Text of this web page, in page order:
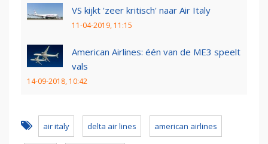
VS kijkt 'zeer kritisch' naar Air Italy
11-04-2019, 11:15
American Airlines: één van de ME3 speelt
vals
14-09-2018, 10:42
air italy delta air lines american airlines